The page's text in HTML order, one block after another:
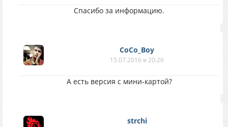
Спасибо за информацию.
CoCo_Boy
15.07.2016 в 20:26
А есть версия с мини-картой?
strchi